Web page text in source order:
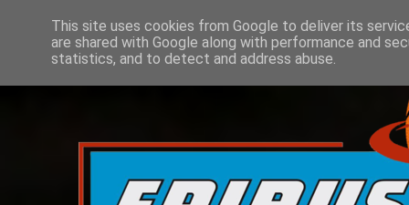
This site uses cookies from Google to deliver its
are shared with Google along with performance and
statistics, and to detect and address abuse.